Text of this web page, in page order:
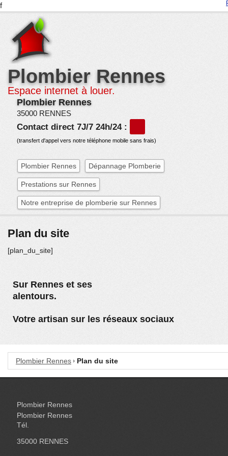
f
Plombier Rennes
Espace internet à louer.
Plombier Rennes
35000 RENNES
Contact direct 7J/7 24h/24 :
(transfert d'appel vers notre téléphone mobile sans frais)
Plombier Rennes Dépannage Plomberie
Prestations sur Rennes
Notre entreprise de plomberie sur Rennes
Plan du site
[plan_du_site]
Sur Rennes et ses
alentours.
Votre artisan sur les réseaux sociaux
Plombier Rennes Plan du site
Plombier Rennes
Plombier Rennes
Tél.
35000 RENNES